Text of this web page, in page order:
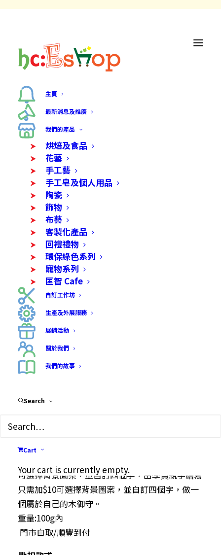
主頁
最新消息及推廣
我們的產品
烘焙及食品
花藝
手工藝
手工皂及個人用品
陶瓷
飾物
布藝
客製化產品
回禮禮物
環保綠色系列
寵物系列
匡智 Cafe
自訂工作坊
生產及外展服務
展銷活動
關於我們
我們的故事
Search
Cart
Your cart is currently empty.
木御守匙扣
$10.00
through
$45.00
尺寸為約 3.5cm X 5cm
可選擇背景圖案，並自訂四個字，由學員親手繪寫
只需加$10可選擇背景圖案，並自訂四個字，做一
個屬於自己的木御守。
重量:100g內
門市自取/順豐到付